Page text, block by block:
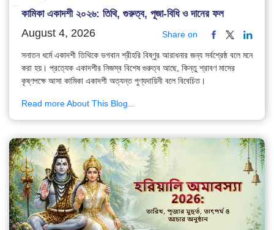
কামিকা একাদশী ২০২৬: তিথি, গুরুত্ব, পূজা-বিধি ও দানের ফল
August 4, 2026 Share on
সনাতন ধর্মে একাদশী তিথিকে ভগবান শ্রীহরি বিষ্ণুর আরাধনার জন্য সর্বশ্রেষ্ঠ বলে মনে
করা হয়। প্রত্যেক একাদশীর নিজস্ব বিশেষ গুরুত্ব আছে, কিন্তু শ্রাবণ মাসের
কৃষ্ণপক্ষে আসা কামিকা একাদশী অত্যন্ত পুণ্যদায়িনী বলে বিবেচিত।
Read more About This Blog...